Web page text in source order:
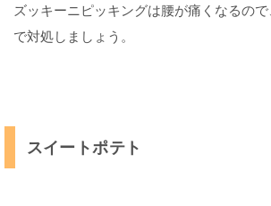
ズッキーニピッキングは腰が痛くなるの
で対処しましょう。
スイートポテト